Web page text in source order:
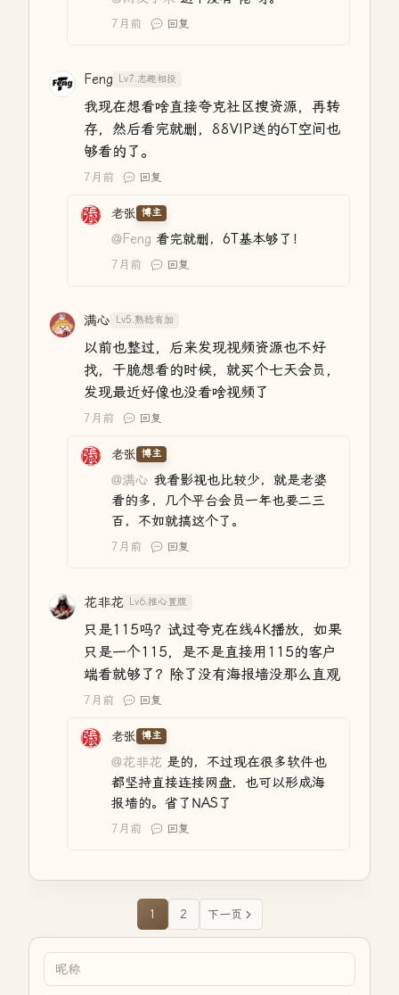
7月前 回复
Feng Lv7.志趣相投
我现在想看啥直接夸克社区搜资源，再转
存，然后看完就删，88VIP送的6T空间也
够看的了。
7月前 回复
老张 博主
@Feng 看完就删，6T基本够了！
7月前 回复
满心 Lv5.熟稔有加
以前也整过，后来发现视频资源也不好
找，干脆想看的时候，就买个七天会员，
发现最近好像也没看啥视频了
7月前 回复
老张 博主
@满心 我看影视也比较少，就是老婆
看的多，几个平台会员一年也要二三
百，不如就搞这个了。
7月前 回复
花非花 Lv6.推心置腹
只是115吗？试过夸克在线4K播放，如果
只是一个115，是不是直接用115的客户
端看就够了？除了没有海报墙没那么直观
7月前 回复
老张 博主
@花非花 是的，不过现在很多软件也
都坚持直接连接网盘，也可以形成海
报墙的。省了NAS了
7月前 回复
1 2 下一页